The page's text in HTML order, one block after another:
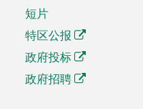
短片
特区公报
政府投标
政府招聘